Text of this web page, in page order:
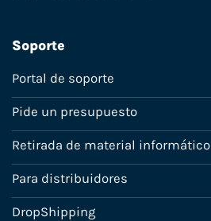
Soporte
Portal de soporte
Pide un presupuesto
Retirada de material informático
Para distribuidores
DropShipping